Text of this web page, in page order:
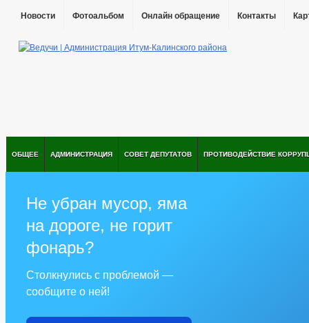
Новости Фотоальбом Онлайн обращение Контакты
ОБЩЕЕ АДМИНИСТРАЦИЯ СОВЕТ ДЕПУТАТОВ ПРОТИВОДЕЙСТВИЕ
Не убран мусор, яма
на дороге, не горит
фонарь?
Столкнулись с проблемой —
сообщите о ней!